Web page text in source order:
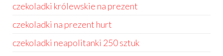
czekoladki królewskie na prezent
czekoladki na prezent hurt
czekoladki neapolitanki 250 sztuk